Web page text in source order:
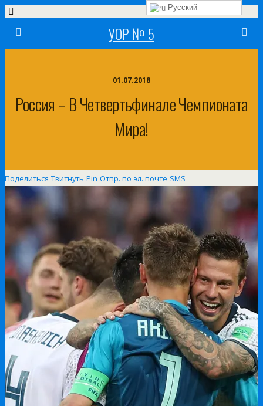
УОР № 5
01.07.2018
Россия – В Четвертьфинале Чемпионата
Мира!
Поделиться Твитнуть Pin Отпр. по эл. почте SMS
Русский